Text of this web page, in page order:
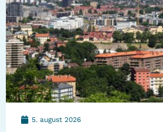
5. august 2026